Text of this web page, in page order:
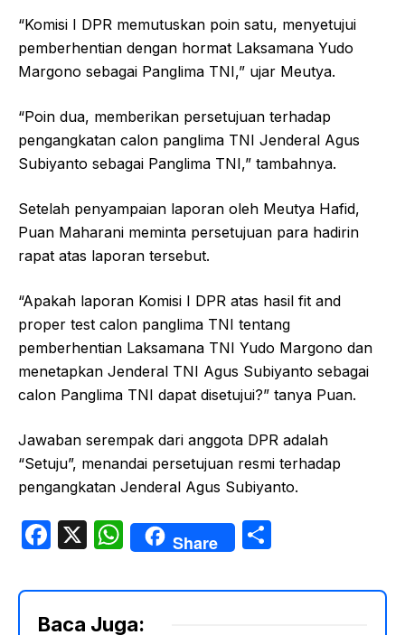
“Komisi I DPR memutuskan poin satu, menyetujui
pemberhentian dengan hormat Laksamana Yudo
Margono sebagai Panglima TNI,” ujar Meutya.
“Poin dua, memberikan persetujuan terhadap
pengangkatan calon panglima TNI Jenderal Agus
Subiyanto sebagai Panglima TNI,” tambahnya.
Setelah penyampaian laporan oleh Meutya Hafid,
Puan Maharani meminta persetujuan para hadirin
rapat atas laporan tersebut.
“Apakah laporan Komisi I DPR atas hasil fit and
proper test calon panglima TNI tentang
pemberhentian Laksamana TNI Yudo Margono dan
menetapkan Jenderal TNI Agus Subiyanto sebagai
calon Panglima TNI dapat disetujui?” tanya Puan.
Jawaban serempak dari anggota DPR adalah
“Setuju”, menandai persetujuan resmi terhadap
pengangkatan Jenderal Agus Subiyanto.
F
c
e
X
W
h
at
s
Share
ar
Baca Juga: